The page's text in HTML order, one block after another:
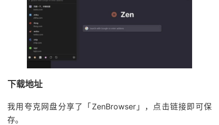
下载地址
我用夸克网盘分享了「ZenBrowser」，点击链接即可保
存。